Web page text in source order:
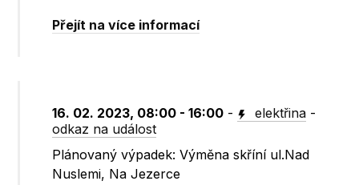
Přejít na více informací
16. 02. 2023, 08:00 - 16:00 - elektřina -
odkaz na událost
Plánovaný výpadek: Výměna skříní ul.Nad
Nuslemi, Na Jezerce